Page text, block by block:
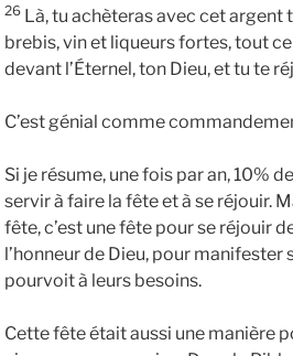
26 Là, tu achèteras avec cet
brebis, vin et liqueurs fortes, tout
devant l’Éternel, ton Dieu, et tu te
C’est génial comme
Si je résume, une fois par an, 10%
servir à faire la fête et à se réjouir.
fête, c’est une fête pour se réjouir
l’honneur de Dieu, pour manifester
pourvoit à leurs besoins.
Cette fête était aussi une manière